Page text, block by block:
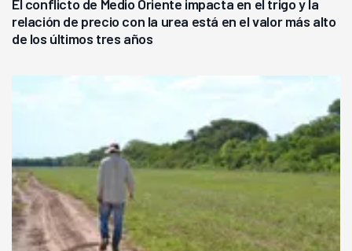
El conflicto de Medio Oriente impacta en el trigo y la
relación de precio con la urea está en el valor más alto
de los últimos tres años